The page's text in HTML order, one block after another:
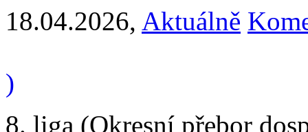
18.04.2026, Aktuálně
)
8. liga (Okresní přebor